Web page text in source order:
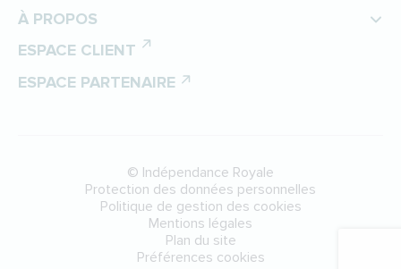
À PROPOS
ESPACE CLIENT
ESPACE PARTENAIRE
© Indépendance Royale
Protection des données personnelles
Politique de gestion des cookies
Mentions légales
Plan du site
Préférences cookies